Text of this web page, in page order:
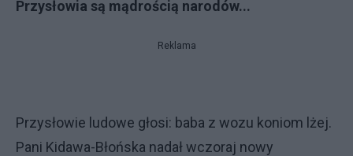
Przysłowia są mądrością narodów...
Reklama
Przysłowie ludowe głosi: baba z wozu koniom lżej.
Pani Kidawa-Błońska nadał wczoraj nowy